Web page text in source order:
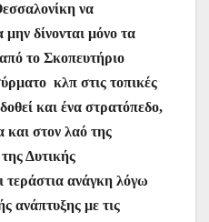
να
δίνονται μόνο τα
το Σκοπευτήριο
κλπ στις τοπικές
και ένα στρατόπεδο,
και στον λαό της
Δυτικής
τεράστια ανάγκη λόγω
ανάπτυξης με τις